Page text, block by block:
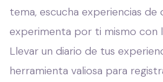
tema, escucha experiencias
experimenta por ti mismo con
Llevar un diario de tus
herramienta valiosa para